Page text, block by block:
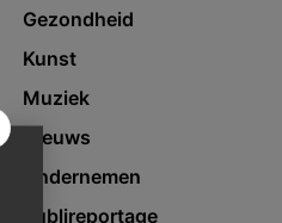
Gezondheid
Kunst
Muziek
Nieuws
Ondernemen
Publireportage